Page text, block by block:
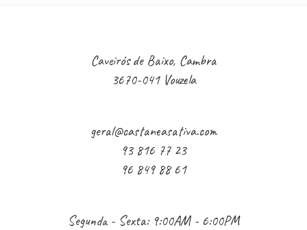
Caveirós de Baixo, Cambra
3670-041 Vouzela
geral@castaneasativa.com
93 816 77 23
96 849 88 61
Segunda - Sexta: 9:00AM - 6:00PM